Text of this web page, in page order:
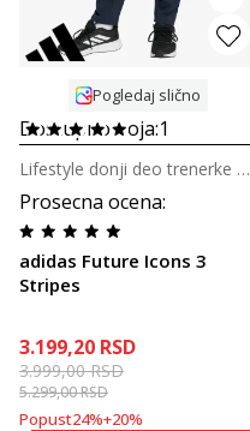
Pogledaj slično
Dostupno boja:1
Prosecna ocena:
adidas Future Icons 3
Stripes
Lifestyle donji deo trenerke za tinejdžere
3.199,20 RSD
3.999,00RSD
5.299,00RSD
Popust24%+20%